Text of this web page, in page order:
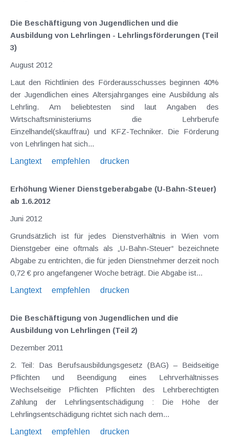
Die Beschäftigung von Jugendlichen und die
Ausbildung von Lehrlingen - Lehrlingsförderungen (Teil
3)
August 2012
Laut den Richtlinien des Förderausschusses beginnen 40%
der Jugendlichen eines Altersjahrganges eine Ausbildung als
Lehrling. Am beliebtesten sind laut Angaben des
Wirtschaftsministeriums die Lehrberufe
Einzelhandel(skauffrau) und KFZ-Techniker. Die Förderung
von Lehrlingen hat sich...
Langtext
empfehlen drucken
Erhöhung Wiener Dienstgeberabgabe (U-Bahn-Steuer)
ab 1.6.2012
Juni 2012
Grundsätzlich ist für jedes Dienstverhältnis in Wien vom
Dienstgeber eine oftmals als „U-Bahn-Steuer“ bezeichnete
Abgabe zu entrichten, die für jeden Dienstnehmer derzeit noch
0,72 € pro angefangener Woche beträgt. Die Abgabe ist...
Langtext
empfehlen drucken
Die Beschäftigung von Jugendlichen und die
Ausbildung von Lehrlingen (Teil 2)
Dezember 2011
2. Teil: Das Berufsausbildungsgesetz (BAG) – Beidseitige
Pflichten und Beendigung eines Lehrverhältnisses
Wechselseitige Pflichten Pflichten des Lehrberechtigten
Zahlung der Lehrlingsentschädigung : Die Höhe der
Lehrlingsentschädigung richtet sich nach dem...
Langtext
empfehlen drucken